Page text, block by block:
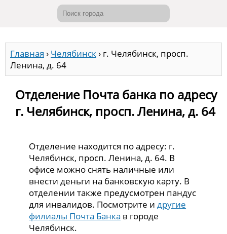
Главная › Челябинск› г. Челябинск, просп.
Ленина, д. 64
Отделение Почта банка по адресу
г. Челябинск, просп. Ленина, д. 64
Отделение находится по адресу: г.
Челябинск, просп. Ленина, д. 64. В
офисе можно снять наличные или
внести деньги на банковскую карту. В
отделении также предусмотрен пандус
для инвалидов. Посмотрите идругие
филиалы Почта Банка в городе
Челябинск.